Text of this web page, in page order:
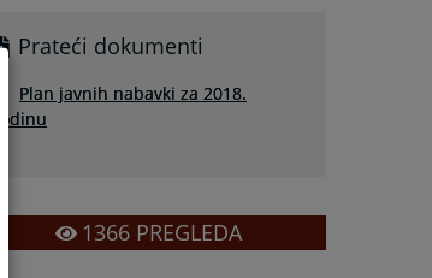
Prateći dokumenti
Plan javnih nabavki za 2018.
godinu
1366PREGLEDA